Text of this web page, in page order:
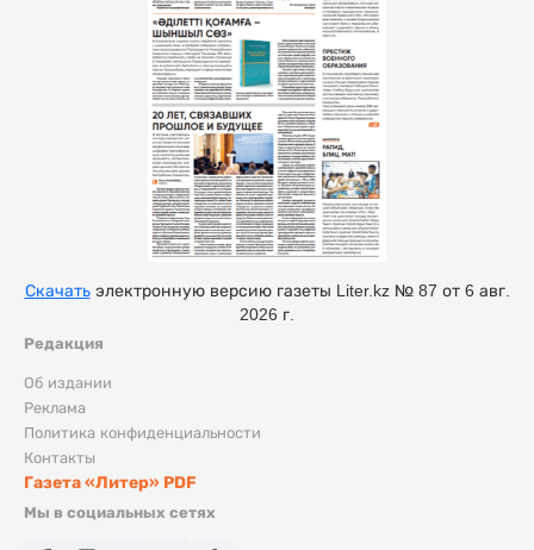
Редакция
Об издании
Реклама
Политика конфиденциальности
Контакты
Газета «Литер» PDF
Мы в социальных сетях
Скачатьэлектронную версию газеты Liter.kz № 87 от 6 авг.
2026 г.